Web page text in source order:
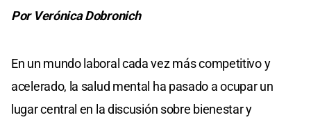
Por Verónica Dobronich
En un mundo laboral cada vez más competitivo y
acelerado, la salud mental ha pasado a ocupar un
lugar central en la discusión sobre bienestar y